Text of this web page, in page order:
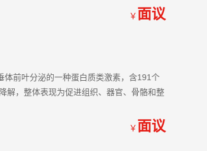
的能力。
￥ 面议
前叶分泌的一种蛋白质类激素，含191个
解，整体表现为促进组织、器官、骨骼和整
￥ 面议